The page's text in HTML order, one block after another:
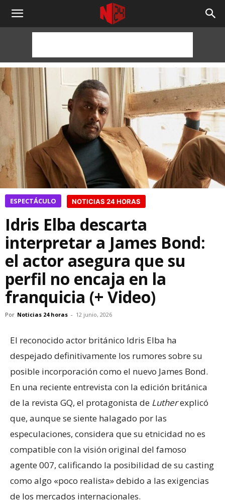
NOTICIAS
HORAS
ESPECTÁCULO NOTICIAS 24 HORAS
Idris Elba descarta
interpretar a James Bond:
el actor asegura que su
perfil no encaja en la
franquicia (+ Video)
Por Noticias 24 horas - 12 junio, 2026
El reconocido actor británico Idris Elba ha
despejado definitivamente los rumores sobre su
posible incorporación como el nuevo James Bond.
En una reciente entrevista con la edición británica
de la revista GQ, el protagonista de Lutherexplicó
que, aunque se siente halagado por las
especulaciones, considera que su etnicidad no es
compatible con la visión original del famoso
agente 007, calificando la posibilidad de su casting
como algo «poco realista» debido a las exigencias
de los mercados internacionales.